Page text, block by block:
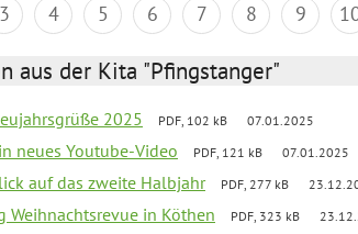
3 4 5 6 7 8 9
aus der Kita "Pfingstanger"
2025 PDF, 102 kB 07.01.2025
neues Youtube-Video PDF, 121 kB 07.01.2025
auf das zweite Halbjahr PDF, 277 kB
Weihnachtsrevue in Köthen PDF, 323 kB